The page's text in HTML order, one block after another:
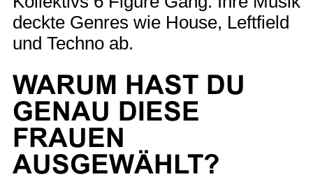
deckte Genres wie House, Leftfield
und Techno ab.
WARUM HAST DU
GENAU DIESE
FRAUEN
AUSGEWÄHLT?